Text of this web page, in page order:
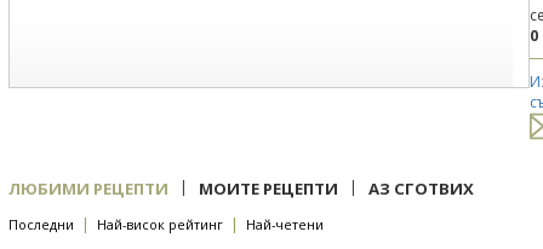
0
ЛЮБИМИ РЕЦЕПТИ | МОИТЕ РЕЦЕПТИ | АЗ СГОТВИХ
Последни | Най-висок рейтинг | Най-четени